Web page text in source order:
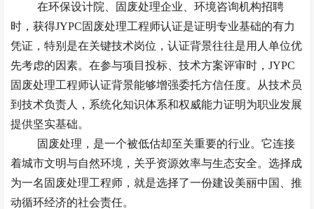
在环保设计院、固废处理企业、环境咨询机构招聘
时，获得JYPC固废处理工程师认证是证明专业基础的有力
凭证，特别是在关键技术岗位，认证背景往往是用人单位优
先考虑的因素。在参与项目投标、技术方案评审时，JYPC
固废处理工程师认证背景能够增强委托方信任度。从技术员
到技术负责人，系统化知识体系和权威能力证明为职业发展
提供坚实基础。
固废处理，是一个被低估却至关重要的行业。它连接
着城市文明与自然环境，关乎资源效率与生态安全。选择成
为一名固废处理工程师，就是选择了一份建设美丽中国、推
动循环经济的社会责任。